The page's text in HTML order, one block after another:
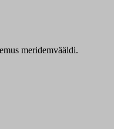
meridemvääldi.